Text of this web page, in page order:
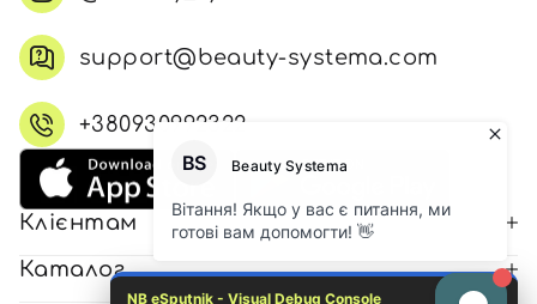
support@beauty-systema.com
+380930992322
Клієнтам
Каталог
NB eSputnik - Visual Debug Console